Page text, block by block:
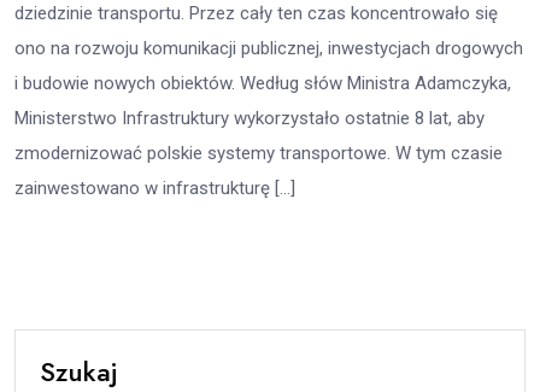
dziedzinie transportu. Przez cały ten czas koncentrowało się
ono na rozwoju komunikacji publicznej, inwestycjach drogowych
i budowie nowych obiektów. Według słów Ministra Adamczyka,
Ministerstwo Infrastruktury wykorzystało ostatnie 8 lat, aby
zmodernizować polskie systemy transportowe. W tym czasie
zainwestowano w infrastrukturę […]
Szukaj